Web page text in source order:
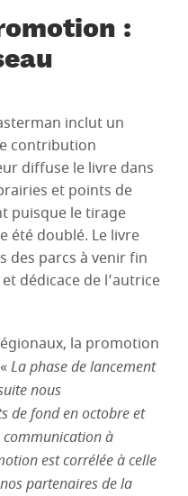
:
inclut un
contribution
diffuse le livre dans
et points de
puisque le tirage
été doublé. Le livre
des parcs à venir fin
dédicace de l’autrice
la promotion
La phase de lancement
nous
de fond en octobre et
communication à
est corrélée à celle
partenaires de la